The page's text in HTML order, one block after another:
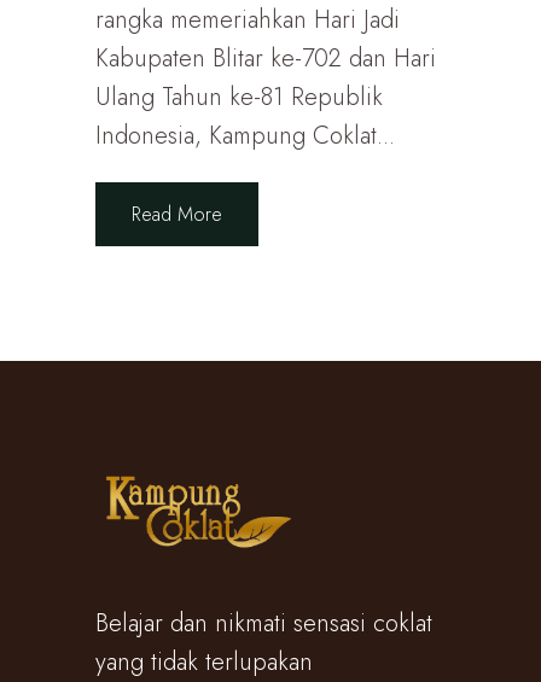
rangka memeriahkan Hari Jadi
Kabupaten Blitar ke-702 dan Hari
Ulang Tahun ke-81 Republik
Indonesia, Kampung Coklat...
Read More
Belajar dan nikmati sensasi coklat
yang tidak terlupakan